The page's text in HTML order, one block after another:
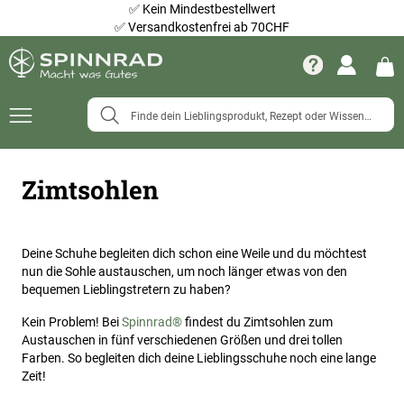
✅ Kein Mindestbestellwert
✅Versandkostenfrei ab 70CHF
Navigation
Zimtsohlen
Deine Schuhe begleiten dich schon eine Weile und du möchtest
nun die Sohle austauschen, um noch länger etwas von den
bequemen Lieblingstretern zu haben?
Kein Problem! BeiSpinnrad®findest du Zimtsohlen zum
Austauschen in fünf verschiedenen Größen und drei tollen
Farben. So begleiten dich deine Lieblingsschuhe noch eine lange
Zeit!